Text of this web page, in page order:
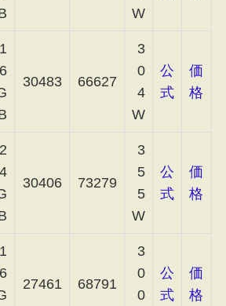
W
1
6
30483 66627
3
0
4
W
公
式
価
格
2
4
30406 73279
3
5
5
W
公
式
価
格
1
6
27461 68791
3
0
0
公
式
価
格